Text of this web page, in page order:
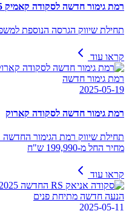
רמת גימור חדשה לסקודה קאמיק 2025
תחילת שיווק הגרסה הנוספת
קראו עוד
רמת גימור חדשה
2025-05-19
רמת גימור חדשה לסקודה קארוק
מחיר החל מ-199,990 ש"ח
קראו עוד
הנעה חדשה מתיחת פנים
2025-05-11